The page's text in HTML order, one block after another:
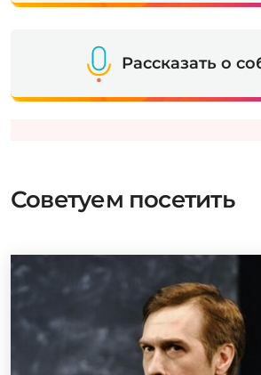
Рассказать о
Советуем посетить